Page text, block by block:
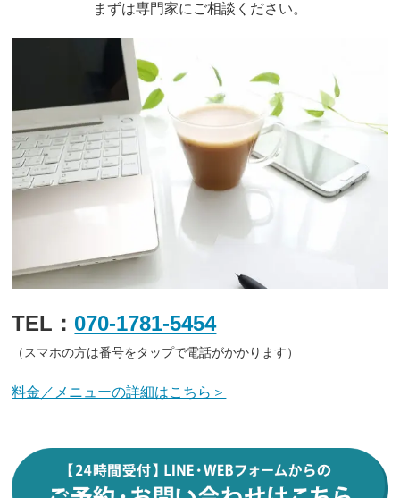
まずは専門家にご相談ください。
TEL： 070-1781-5454
（スマホの方は番号をタップで電話がかかります）
料金／メニューの詳細はこちら＞